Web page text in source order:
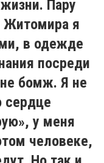
Пару
Житомира я
в одежде
посреди
бомж. Я не
сердце
у меня
человеке,